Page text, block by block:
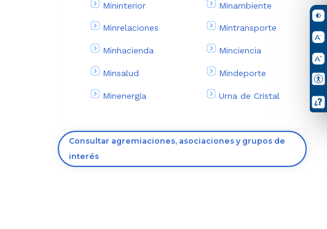
Mininterior
Minrelaciones
Minhacienda
Minsalud
Minenergía
Minambiente
Mintransporte
Minciencia
Mindeporte
Urna de Cristal
Consultar agremiaciones, asociaciones y grupos de
interés